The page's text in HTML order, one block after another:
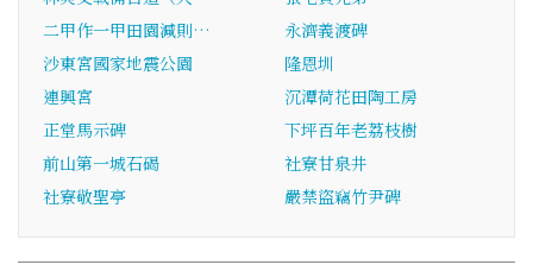
二甲作一甲田園減則…
永濟義渡碑
沙東宮國家地震公園
隆恩圳
連興宮
沉潭荷花田陶工房
正堂馬示碑
下坪百年老荔枝樹
前山第一城石碣
社寮甘泉井
社寮敬聖亭
嚴禁盜竊竹尹碑